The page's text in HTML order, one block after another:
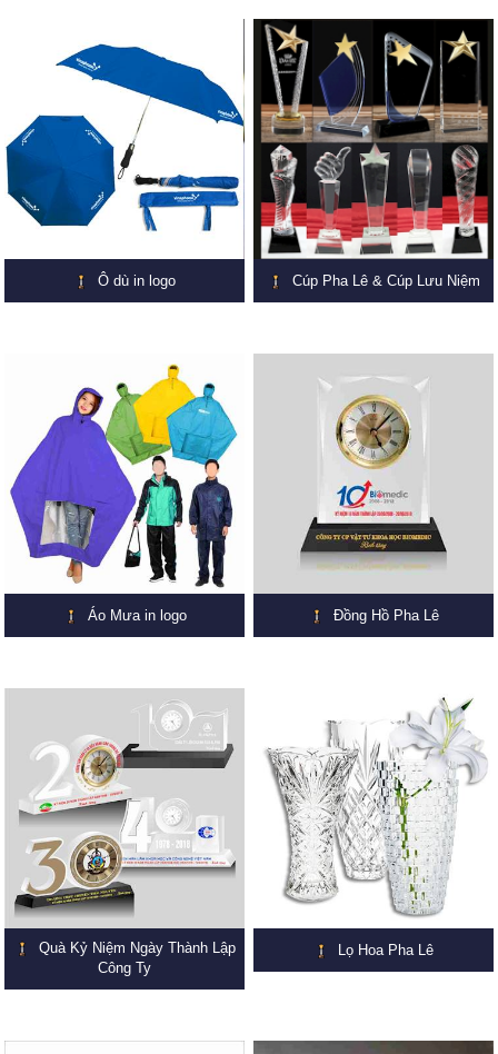
Ô dù in logo Cúp Pha Lê & Cúp Lưu Niệm
Áo Mưa in logo Đồng Hồ Pha Lê
Quà Kỷ Niệm Ngày Thành Lập
Công Ty
Lọ Hoa Pha Lê